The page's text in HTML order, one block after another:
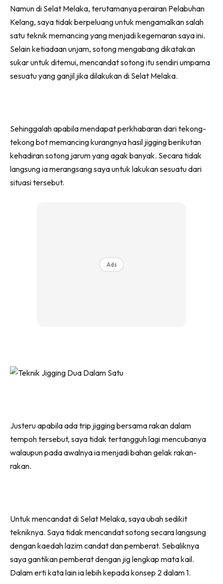
Namun di Selat Melaka, terutamanya perairan Pelabuhan
Kelang, saya tidak berpeluang untuk mengamalkan salah
satu teknik memancing yang menjadi kegemaran saya ini.
Selain ketiadaan unjam, sotong mengabang dikatakan
sukar untuk ditemui, mencandat sotong itu sendiri umpama
sesuatu yang ganjil jika dilakukan di Selat Melaka.
Sehinggalah apabila mendapat perkhabaran dari tekong-
tekong bot memancing kurangnya hasil jigging berikutan
kehadiran sotong jarum yang agak banyak. Secara tidak
langsung ia merangsang saya untuk lakukan sesuatu dari
situasi tersebut.
Ads
Justeru apabila ada trip jigging bersama rakan dalam
tempoh tersebut, saya tidak tertangguh lagi mencubanya
walaupun pada awalnya ia menjadi bahan gelak rakan-
rakan.
Untuk mencandat di Selat Melaka, saya ubah sedikit
tekniknya. Saya tidak mencandat sotong secara langsung
dengan kaedah lazim candat dan pemberat. Sebaliknya
saya gantikan pemberat dengan jig lengkap mata kail.
Dalam erti kata lain ia lebih kepada konsep 2 dalam 1.